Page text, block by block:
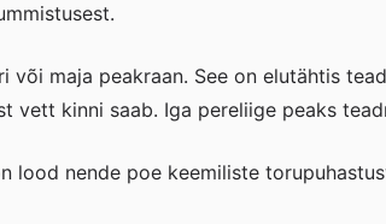
või maja peakraan. See on elutähtis
vett kinni saab. Iga pereliige peaks
lood nende poe keemiliste